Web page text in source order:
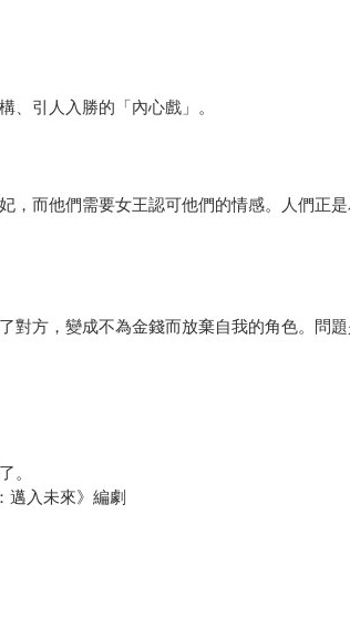
、引人入勝的「內心戲」。
而他們需要女王認可他們的情感。人們正
對方，變成不為金錢而放棄自我的角色。問
。
邁入未來》編劇